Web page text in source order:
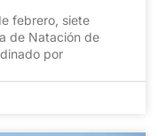
febrero, siete
de Natación de
por